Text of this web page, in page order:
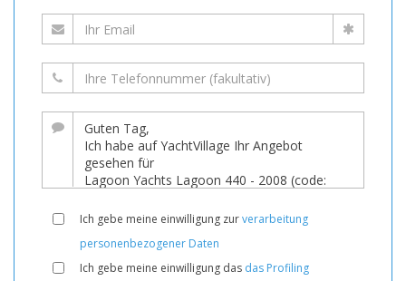
Ich gebe meine einwilligung zurverarbeitung
personenbezogener Daten
Ich gebe meine einwilligung das das Profiling